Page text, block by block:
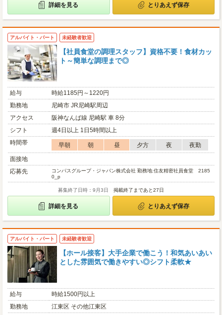
詳細を見る とりあえず保存
アルバイト・パート 未経験者歓迎
【社員食堂の調理スタッフ】資格不要！食材カッ
ト～簡単な調理まで◎
給与
時給1185円～1220円
勤務地
尼崎市 JR尼崎駅周辺
アクセス
阪神なんば線 尼崎駅 車 8分
シフト
週4日以上 1日5時間以上
時間帯
早朝 朝 昼 夕方 夜
夜勤
面接地
応募先
コンパスグループ・ジャパン株式会社 勤務地:住友精密社員食堂 2185
0_p
募集終了日時：9月3日 掲載終了まであと27日
詳細を見る とりあえず保存
アルバイト・パート 未経験者歓迎
【ホール接客】大手企業で働こう！和気あいあい
とした雰囲気で働きやすい◎シフト柔軟★
給与
時給1500円以上
勤務地
江東区 その他江東区